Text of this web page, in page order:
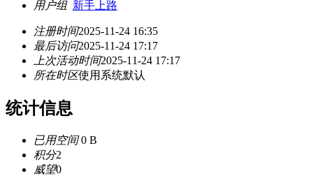
用户组 新手上路
注册时间2025-11-24 16:35
最后访问2025-11-24 17:17
上次活动时间2025-11-24 17:17
所在时区使用系统默认
统计信息
已用空间0 B
积分2
威望0